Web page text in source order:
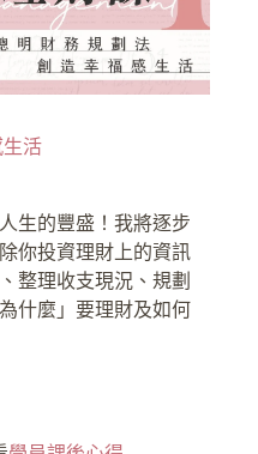
活
生的豐盛！我將逐步
你投資理財上的資訊
整理收支現況、規劃
什麼」要理財及如何